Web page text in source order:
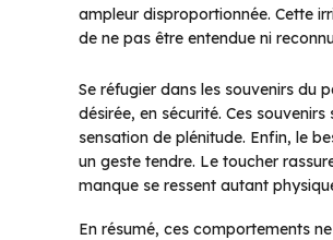
ampleur disproportionnée. Cette
de ne pas être entendue ni
Se réfugier dans les souvenirs du
désirée, en sécurité. Ces
sensation de plénitude. Enfin, le
un geste tendre. Le toucher
manque se ressent autant
En résumé, ces comportements